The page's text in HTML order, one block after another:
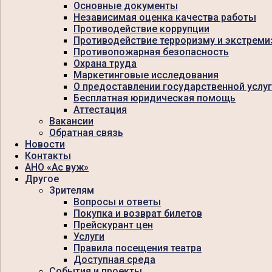
Основные документы
Независимая оценка качества работы
Противодействие коррупции
Противодействие терроризму и
Противопожарная безопасность
Охрана труда
Маркетинговые исследования
О предоставлении государственной
Бесплатная юридическая помощь
Аттестация
Вакансии
Обратная связь
Новости
Контакты
АНО «Ас вуж»
Другое
Зрителям
Вопросы и ответы
Покупка и возврат билетов
Прейскурант цен
Услуги
Правила посещения театра
Доступная среда